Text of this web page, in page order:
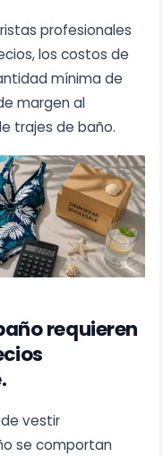
profesionales
los costos de
mínima de
margen al
trajes de baño.
requieren
vestir
se comportan